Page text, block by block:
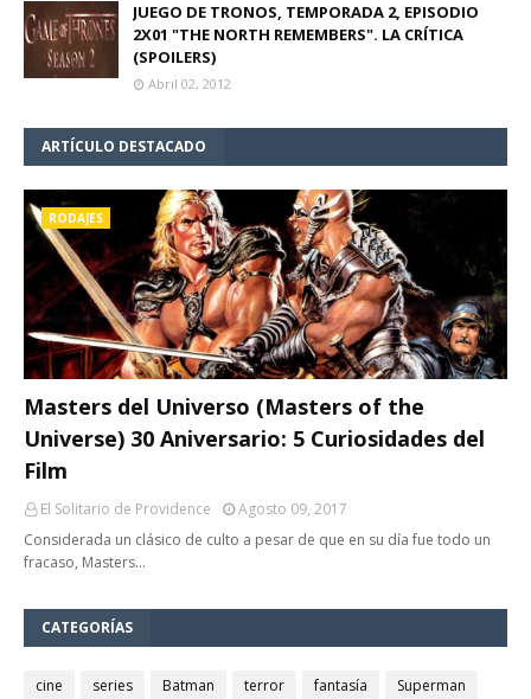
JUEGO DE TRONOS, TEMPORADA 2, EPISODIO
2X01 "THE NORTH REMEMBERS". LA CRÍTICA
(SPOILERS)
Abril 02, 2012
ARTÍCULO DESTACADO
RODAJES
Masters del Universo (Masters of the
Universe) 30 Aniversario: 5 Curiosidades del
Film
El Solitario de Providence
Agosto 09, 2017
Considerada un clásico de culto a pesar de que en su día fue todo un
fracaso, Masters…
CATEGORÍAS
cine series Batman terror fantasía
Superman